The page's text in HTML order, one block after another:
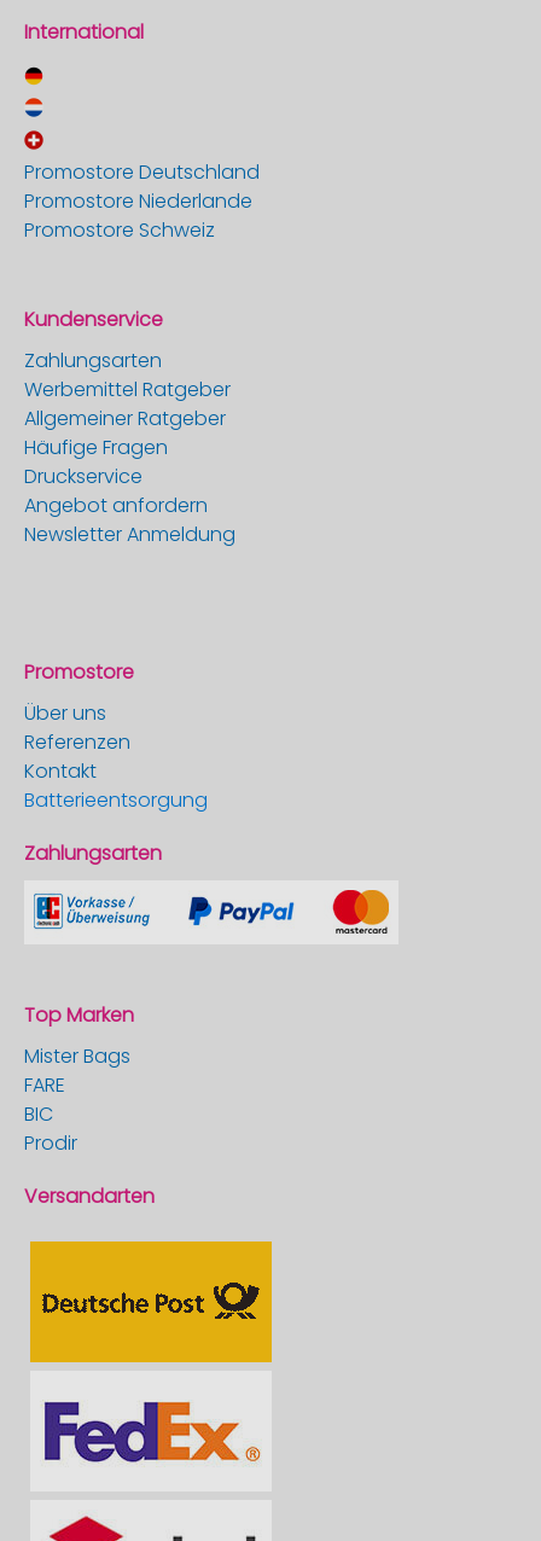
International
Promostore Deutschland
Promostore Niederlande
Promostore Schweiz
Kundenservice
Zahlungsarten
Werbemittel Ratgeber
Allgemeiner Ratgeber
Häufige Fragen
Druckservice
Angebot anfordern
Newsletter Anmeldung
Promostore
Über uns
Referenzen
Kontakt
Batterieentsorgung
Zahlungsarten
Top Marken
Mister Bags
FARE
BIC
Prodir
Versandarten